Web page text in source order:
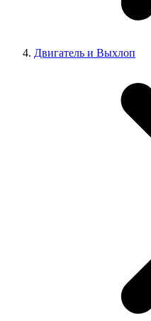
Двигатель и Выхлоп